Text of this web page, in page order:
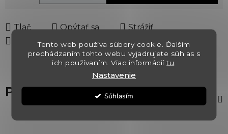
Tento web používa súbory cookie. Ďalším
prechádzaním tohto webu vyjadrujete súhlas s
ich používaním. Viac informáciítu
Nastavenie
Súhlasím
Jednotková cena:
Tlač Opýtať sa
Strážiť
Zdieľať
Popis